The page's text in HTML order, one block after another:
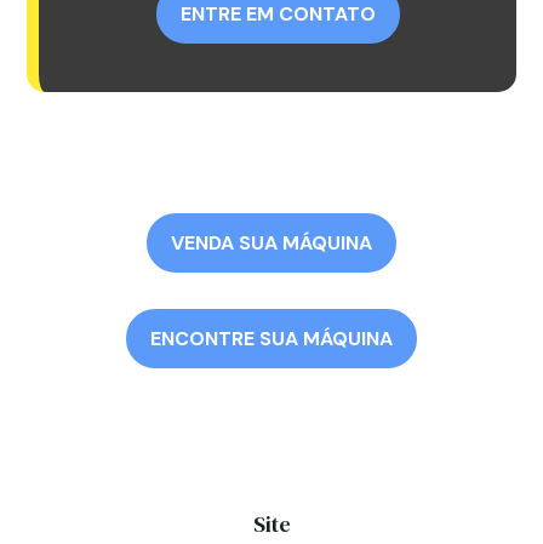
ENTRE EM CONTATO
VENDA SUA MÁQUINA
ENCONTRE SUA MÁQUINA
Site